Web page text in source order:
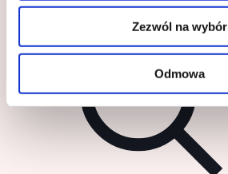
Zezwól na wybór
Odmowa